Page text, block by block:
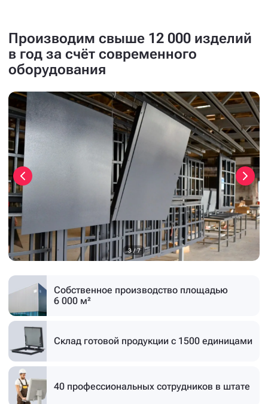
Производим свыше 12 000 изделий
в год за счёт современного
оборудования
4 / 7
Собственное производство площадью
6 000 м²
Склад готовой продукции с 1500 единицами
40 профессиональных сотрудников в штате